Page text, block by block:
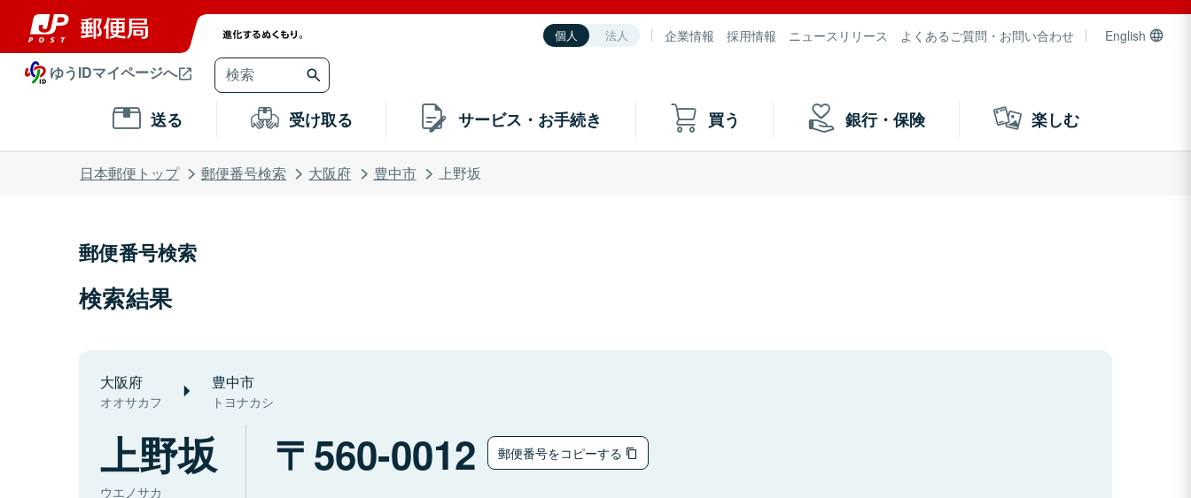
個人 法人 企業情報 採用情報 ニュースリリース よくあるご質問・お問い合わせ English
ゆうIDマイページへ
送る 受け取る サービス・お手続き 買う 銀行・保険 楽しむ
日本郵便トップ 郵便番号検索 大阪府 豊中市 上野坂
郵便番号検索
検索結果
大阪府
オオサカフ
豊中市
トヨナカシ
上野坂
ウエノサカ
560-0012 郵便番号をコピーする